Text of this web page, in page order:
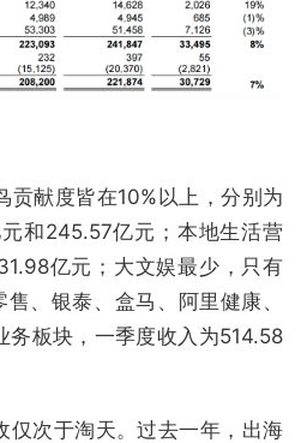
贡献度皆在10%以上，分别为
和245.57亿元；本地生活营
亿元；大文娱最少，只有
、银泰、盒马、阿里健康、
务板块，一季度收入为514.58
仅次于淘天。过去一年，出海